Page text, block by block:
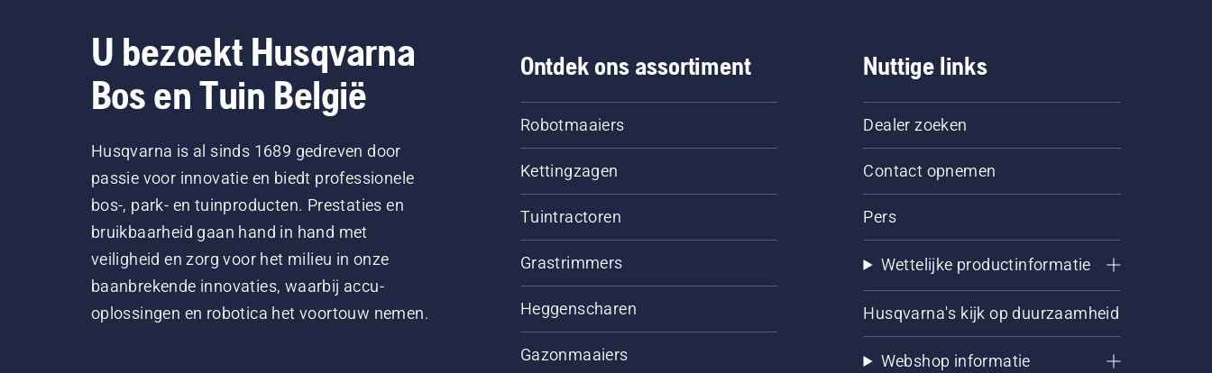
U bezoekt Husqvarna
Bos en Tuin België
Husqvarna is al sinds 1689 gedreven door
passie voor innovatie en biedt professionele
bos-, park- en tuinproducten. Prestaties en
bruikbaarheid gaan hand in hand met
veiligheid en zorg voor het milieu in onze
baanbrekende innovaties, waarbij accu-
oplossingen en robotica het voortouw nemen.
Ontdek ons assortiment
Robotmaaiers
Kettingzagen
Tuintractoren
Grastrimmers
Heggenscharen
Gazonmaaiers
Nuttige links
Dealer zoeken
Contact opnemen
Pers
Wettelijke productinformatie
Husqvarna's kijk op duurzaamheid
Webshop informatie